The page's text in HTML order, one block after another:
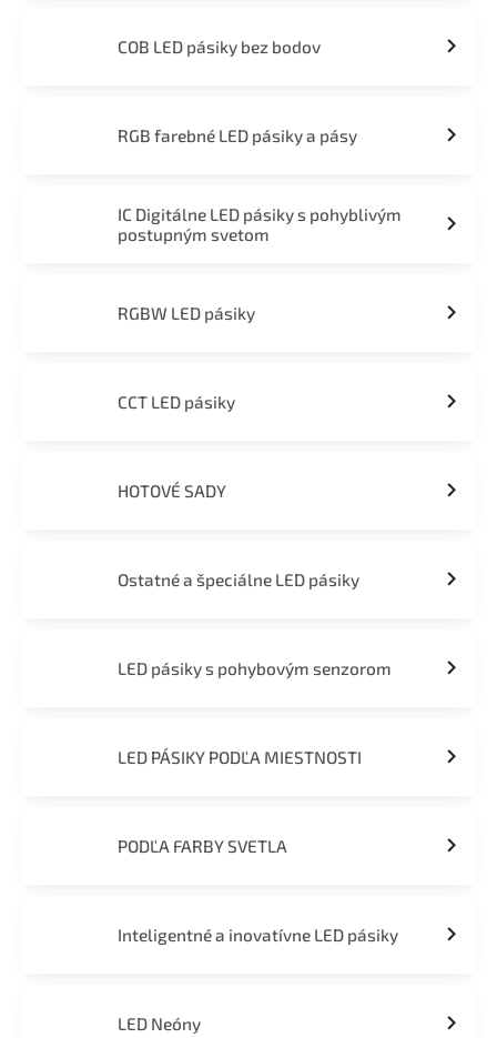
COB LED pásiky bez bodov
RGB farebné LED pásiky a pásy
IC Digitálne LED pásiky s pohyblivým
postupným svetom
RGBW LED pásiky
CCT LED pásiky
HOTOVÉ SADY
Ostatné a špeciálne LED pásiky
LED pásiky s pohybovým senzorom
LED PÁSIKY PODĽA MIESTNOSTI
PODĽA FARBY SVETLA
Inteligentné a inovatívne LED pásiky
LED Neóny